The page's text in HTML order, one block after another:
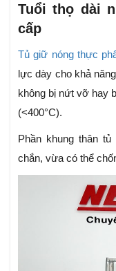
Tuổi thọ dài
cấp
Tủ giữ nóng thực
lực dày cho khả
không bị nứt vỡ hay
(<400°C).
Phần khung thân
chắn, vừa có thể